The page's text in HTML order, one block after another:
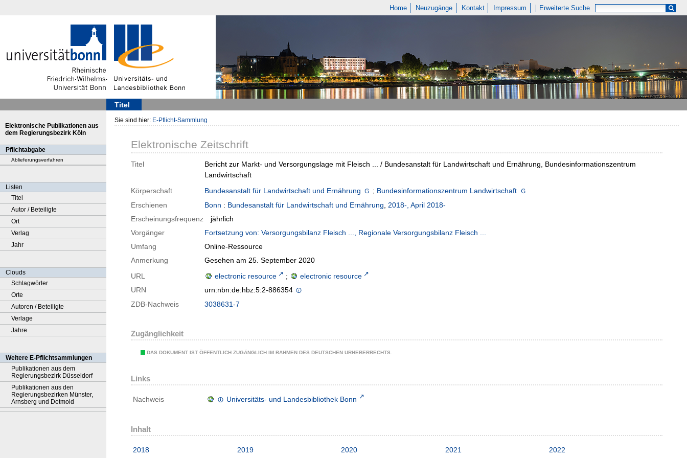
Home Neuzugänge Kontakt Impressum Erweiterte Suche
Titel
Elektronische Publikationen aus
dem Regierungsbezirk Köln
Pflichtabgabe
Ablieferungsverfahren
Listen
Titel
Autor / Beteiligte
Ort
Verlag
Jahr
Clouds
Schlagwörter
Orte
Autoren / Beteiligte
Verlage
Jahre
Weitere E-Pflichtsammlungen
Publikationen aus dem
Regierungsbezirk Düsseldorf
Publikationen aus den
Regierungsbezirken Münster,
Arnsberg und Detmold
Sie sind hier: E-Pflicht-Sammlung
Elektronische Zeitschrift
Titel
Bericht zur Markt- und Versorgungslage mit Fleisch ... / Bundesanstalt für Landwirtschaft und Ernährung, Bundesinformationszentrum
Landwirtschaft
Körperschaft
Bundesanstalt für Landwirtschaft und Ernährung ; Bundesinformationszentrum Landwirtschaft
Erschienen
Bonn : Bundesanstalt für Landwirtschaft und Ernährung, 2018-, April 2018-
Erscheinungsfrequenz
jährlich
Vorgänger
Fortsetzung von: Versorgungsbilanz Fleisch ..., Regionale Versorgungsbilanz Fleisch ...
Umfang
Online-Ressource
Anmerkung
Gesehen am 25. September 2020
URL
electronic resource ;
electronic resource
URN
urn:nbn:de:hbz:5:2-886354
ZDB-Nachweis
3038631-7
Zugänglichkeit
DAS DOKUMENT IST ÖFFENTLICH ZUGÄNGLICH IM RAHMEN DES DEUTSCHEN URHEBERRECHTS.
Links
Nachweis Universitäts- und Landesbibliothek Bonn
Inhalt
2018 2019 2020 2021 2022